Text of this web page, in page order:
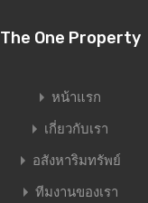
The One Property
หน้าแรก
เกี่ยวกับเรา
อสังหาริมทรัพย์
ทีมงานของเรา